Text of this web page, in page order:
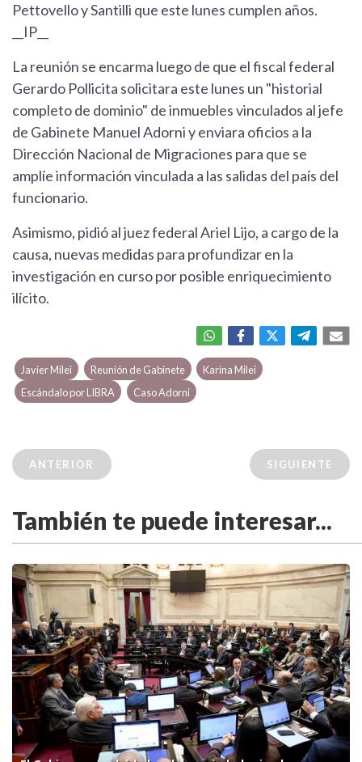
Pettovello y Santilli que este lunes cumplen años.
__IP__
La reunión se encarma luego de que el fiscal federal
Gerardo Pollicita solicitara este lunes un "historial
completo de dominio" de inmuebles vinculados al jefe
de Gabinete Manuel Adorni y enviara oficios a la
Dirección Nacional de Migraciones para que se
amplíe información vinculada a las salidas del país del
funcionario.
Asimismo, pidió al juez federal Ariel Lijo, a cargo de la
causa, nuevas medidas para profundizar en la
investigación en curso por posible enriquecimiento
ilícito.
Javier Milei Reunión de Gabinete
Karina Milei
Escándalo por LIBRA
Caso Adorni
ANTERIOR SIGUIENTE
También te puede interesar...